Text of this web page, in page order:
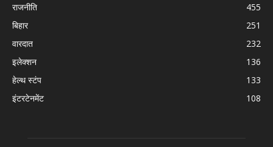
राजनीति
455
बिहार
251
वारदात
232
इलेक्शन
136
हेल्थ स्टंप
133
इंटरटेनमेंट
108